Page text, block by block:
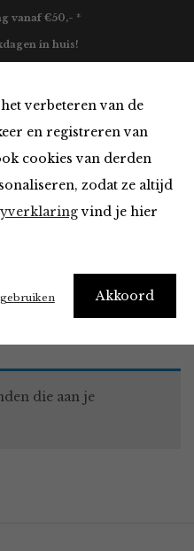
verbeteren van de
en registreren van
cookies van derden
zodat ze altijd
vind je hier
Akkoord
vanaf €50,- *
in huis!
Must Haves
die aan je